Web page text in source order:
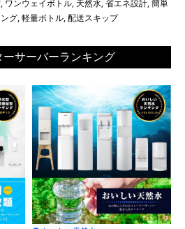
, ワンウェイボトル, 天然水,省エネ設計,簡単
グ,軽量ボトル,配送スキップ
ーサーバーランキング